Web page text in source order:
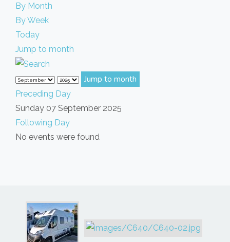
By Month
By Week
Today
Jump to month
Jump to month
Preceding Day
Sunday 07 September 2025
Following Day
No events were found